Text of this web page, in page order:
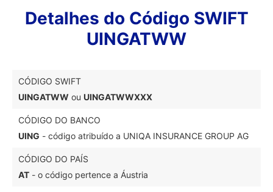
Detalhes do Código SWIFT
UINGATWW
CÓDIGO SWIFT
UINGATWW ou UINGATWWXXX
CÓDIGO DO BANCO
UING - código atribuído a UNIQA INSURANCE GROUP AG
CÓDIGO DO PAÍS
AT - o código pertence a Áustria